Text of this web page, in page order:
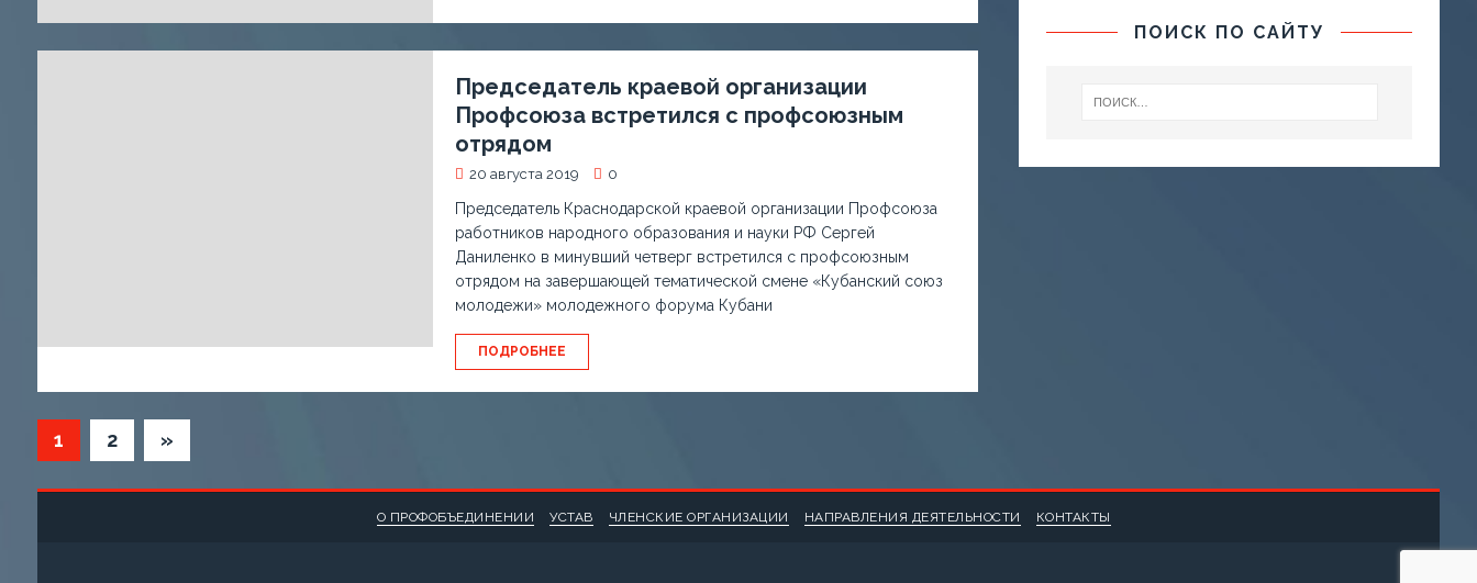
Председатель краевой организации
Профсоюза встретился с профсоюзным
отрядом
20 августа 2019 0
Председатель Краснодарской краевой организации Профсоюза
работников народного образования и науки РФ Сергей
Даниленко в минувший четверг встретился с профсоюзным
отрядом на завершающей тематической смене «Кубанский союз
молодежи» молодежного форума Кубани
ПОДРОБНЕЕ
1 2 »
ПОИСК ПО САЙТУ
О ПРОФОБЪЕДИНЕНИИ УСТАВ ЧЛЕНСКИЕ ОРГАНИЗАЦИИ НАПРАВЛЕНИЯ ДЕЯТЕЛЬНОСТИ КОНТАКТЫ